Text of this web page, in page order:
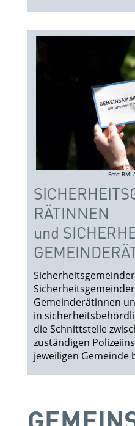
Foto: BMI
RÄTINNEN
und
Gemeinderätinnen
in
die Schnittstelle
zuständigen
jeweiligen Gemeinde